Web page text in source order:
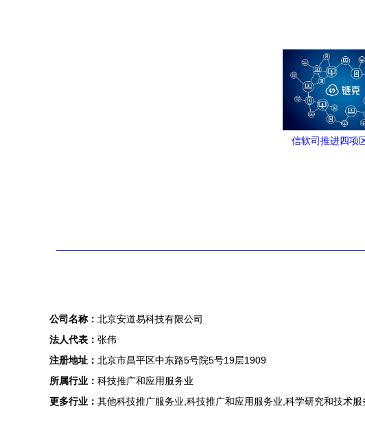
信软司推进四项
公司名称： 北京安道易科技有限公司
法人代表： 张伟
注册地址： 北京市昌平区中东路5号院5号19层1909
所属行业： 科技推广和应用服务业
更多行业： 其他科技推广服务业,科技推广和应用服务业,科学研究和技术服